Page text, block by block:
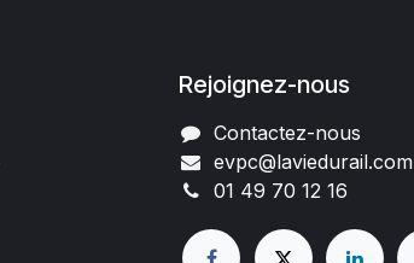
Rejoignez-nous
Contactez-nous
evpc@laviedurail.com
01 49 70 12 16